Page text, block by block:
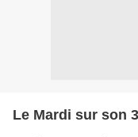
Le Mardi sur son